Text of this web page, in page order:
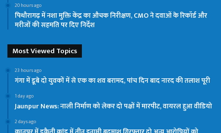
20 hours ago
पिथौरागढ़ में नशा मुक्ति केंद्र का औचक निरीक्षण, CMO ने दवाओं के रिकॉर्ड और
मरीजों की सहमति पर दिए निर्देश
Most Viewed Topics
23 hours ago
गंगा में डूबे दो युवकों में से एक का शव बरामद, पांच दिन बाद नारद की तलाश पूरी
1 day ago
Jaunpur News: नाली निर्माण को लेकर दो पक्षों में मारपीट, वायरल हुआ वीडियो
2 days ago